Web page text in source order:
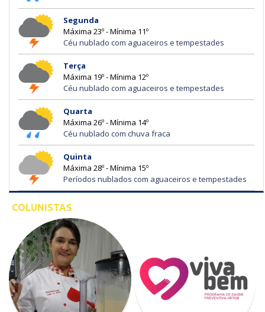
Segunda
Máxima 23º - Mínima 11º
Céu nublado com aguaceiros e tempestades
Terça
Máxima 19º - Mínima 12º
Céu nublado com aguaceiros e tempestades
Quarta
Máxima 26º - Mínima 14º
Céu nublado com chuva fraca
Quinta
Máxima 28º - Mínima 15º
Períodos nublados com aguaceiros e tempestades
COLUNISTAS